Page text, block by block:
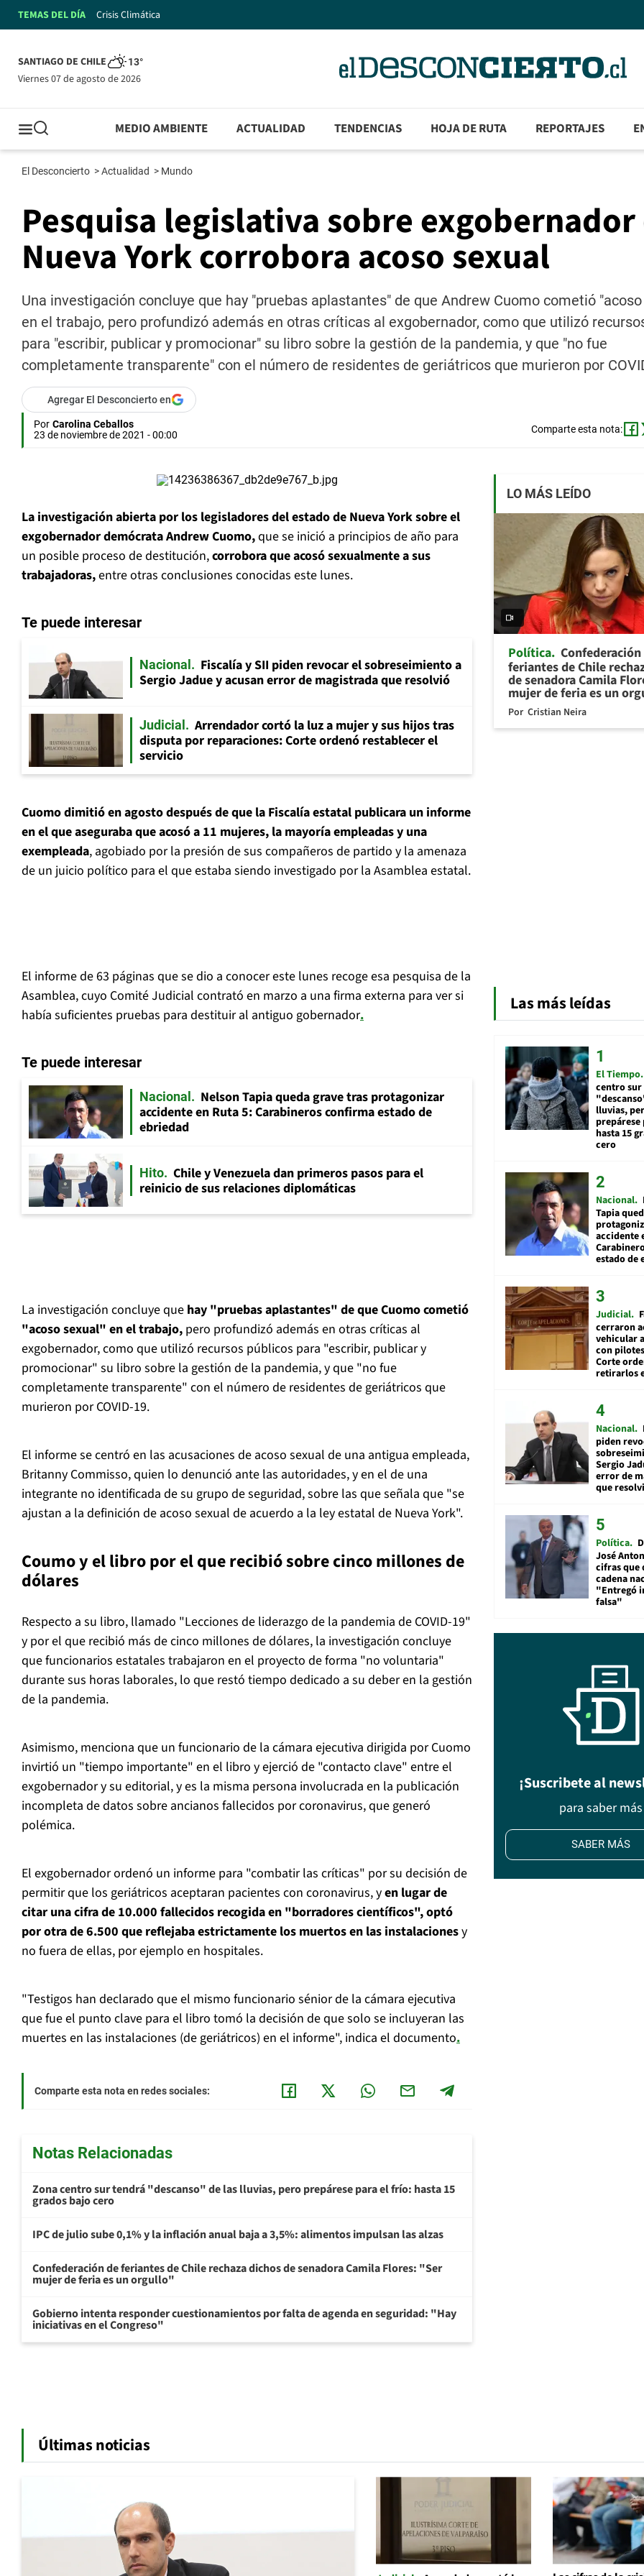
TEMAS DEL DÍA Crisis Climática
SANTIAGO DE CHILE 13°
viernes 07 de agosto de 2026
MEDIO AMBIENTE ACTUALIDAD TENDENCIAS HOJA DE RUTA REPORTAJES
El Desconcierto >Actualidad > Mundo
Pesquisa legislativa sobre exgobernador
Nueva York corrobora acoso sexual
Una investigación concluye que hay "pruebas aplastantes" de que Andrew Cuomo cometió
en el trabajo, pero profundizó además en otras críticas al exgobernador, como que utilizó
para "escribir, publicar y promocionar" su libro sobre la gestión de la pandemia, y que "no fue
completamente transparente" con el número de residentes de geriátricos que murieron por
Agregar El Desconcierto en
Por Carolina Ceballos
23 de noviembre de 2021 - 00:00
Comparte esta nota:
La investigación abierta por los legisladores del estado de Nueva York sobre el
exgobernador demócrata Andrew Cuomo,que se inició a principios de año para
un posible proceso de destitución,corrobora que acosó sexualmente a sus
trabajadoras,entre otras conclusiones conocidas este lunes.
Te puede interesar
Nacional
Fiscalía y SII piden revocar el sobreseimiento a
Sergio Jadue y acusan error de magistrada que resolvió
Judicial
Arrendador cortó la luz a mujer y sus hijos tras
disputa por reparaciones: Corte ordenó restablecer el
servicio
Cuomo dimitió en agosto después de que la Fiscalía estatal publicara un informe
en el que aseguraba que acosó a 11 mujeres, la mayoría empleadas y una
exempleada, agobiado por la presión de sus compañeros de partido y la amenaza
de un juicio político para el que estaba siendo investigado por la Asamblea estatal.
El informe de 63 páginas que se dio a conocer este lunes recoge esa pesquisa de la
Asamblea, cuyo Comité Judicial contrató en marzo a una firma externa para ver si
había suficientes pruebas para destituir al antiguo gobernador.
Te puede interesar
Nacional
Nelson Tapia queda grave tras protagonizar
accidente en Ruta 5: Carabineros confirma estado de
ebriedad
Hito
Chile y Venezuela dan primeros pasos para el
reinicio de sus relaciones diplomáticas
La investigación concluye que hay "pruebas aplastantes" de que Cuomo cometió
"acoso sexual" en el trabajo, pero profundizó además en otras críticas al
exgobernador, como que utilizó recursos públicos para "escribir, publicar y
promocionar" su libro sobre la gestión de la pandemia, y que "no fue
completamente transparente" con el número de residentes de geriátricos que
murieron por COVID-19.
El informe se centró en las acusaciones de acoso sexual de una antigua empleada,
Britanny Commisso, quien lo denunció ante las autoridades, y en el de una
integrante no identificada de su grupo de seguridad, sobre las que señala que "se
ajustan a la definición de acoso sexual de acuerdo a la ley estatal de Nueva York".
Coumo y el libro por el que recibió sobre cinco millones de
dólares
Respecto a su libro, llamado "Lecciones de liderazgo de la pandemia de COVID-19"
y por el que recibió más de cinco millones de dólares, la investigación concluye
que funcionarios estatales trabajaron en el proyecto de forma "no voluntaria"
durante sus horas laborales, lo que restó tiempo dedicado a su deber en la gestión
de la pandemia.
Asimismo, menciona que un funcionario de la cámara ejecutiva dirigida por Cuomo
invirtió un "tiempo importante" en el libro y ejerció de "contacto clave" entre el
exgobernador y su editorial, y es la misma persona involucrada en la publicación
incompleta de datos sobre ancianos fallecidos por coronavirus, que generó
polémica.
El exgobernador ordenó un informe para "combatir las críticas" por su decisión de
permitir que los geriátricos aceptaran pacientes con coronavirus, yen lugar de
citar una cifra de 10.000 fallecidos recogida en "borradores científicos", optó
por otra de 6.500 que reflejaba estrictamente los muertos en las instalacionesy
no fuera de ellas, por ejemplo en hospitales.
"Testigos han declarado que el mismo funcionario sénior de la cámara ejecutiva
que fue el punto clave para el libro tomó la decisión de que solo se incluyeran las
muertes en las instalaciones (de geriátricos) en el informe", indica el documento.
Comparte esta nota en redes sociales:
Notas Relacionadas
Zona centro sur tendrá "descanso" de las lluvias, pero prepárese para el frío: hasta 15
grados bajo cero
IPC de julio sube 0,1% y la inflación anual baja a 3,5%: alimentos impulsan las alzas
Confederación de feriantes de Chile rechaza dichos de senadora Camila Flores: "Ser
mujer de feria es un orgullo"
Gobierno intenta responder cuestionamientos por falta de agenda en seguridad: "Hay
iniciativas en el Congreso"
LO MÁS LEÍDO
Política Confederación
feriantes de Chile
de senadora Camila
mujer de feria es un
Por Cristian Neira
Las más leídas
El Tiempo
centro
lluvias,
hasta 15
cero
Nacional
Tapia
accidente
estado de
Judicial
cerraron
vehicular
con
Corte
retirarlos
Nacional
piden
Sergio
error de
que
Política
José
cifras que
cadena
"Entregó
falsa"
¡Suscribete al
para saber más
SABER MÁS
Últimas noticias